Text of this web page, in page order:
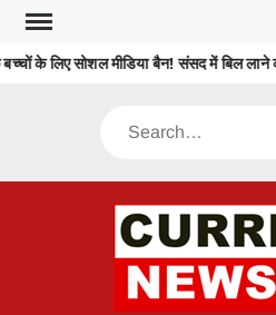
Skip
content
के लिए सोशल मीडिया बैन! संसद में बिल लाने की
Search